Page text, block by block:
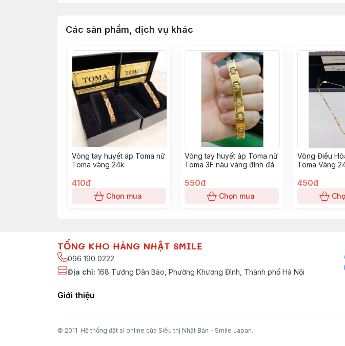
Các sản phẩm, dịch vụ khác
Vòng tay huyết áp Toma nữ
Toma vàng 24k
410đ
Chọn mua
Vòng tay huyết áp Toma nữ
Toma 3F nàu vàng đính đá
550đ
Chọn mua
Vòng Điều
Toma Vàng
450đ
TỔNG KHO HÀNG NHẬT SMILE
096 190 0222
Địa chỉ: 168 Tưởng Dân Bảo, Phường Khương Đình, Thành phố Hà Nội
Giới thiệu
© 2011 Hệ thống đặt sỉ online của Siêu thị Nhật Bản - Smile Japan.